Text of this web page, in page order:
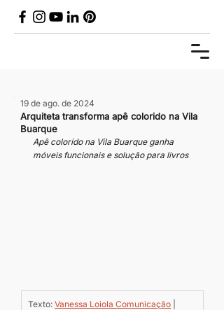
Arquiteta transforma apê colorido na Vila
Buarque
19 de ago. de 2024
Apê colorido na Vila Buarque ganha
móveis funcionais e solução para livros
Texto: Vanessa Loiola Comunicação